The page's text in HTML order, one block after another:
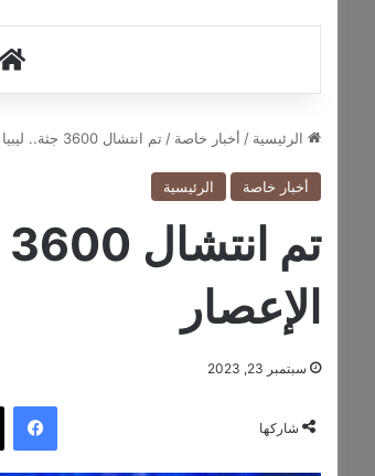
الرئيسية / أخبار خاصة / تم انتشال 3600 جثة.. ليبيا تصحح خطأ عدد قتلى الإعصار
أخبار خاصة الرئيسية
الإعصار
سبتمبر 23, 2023
شاركها
فيسبوك